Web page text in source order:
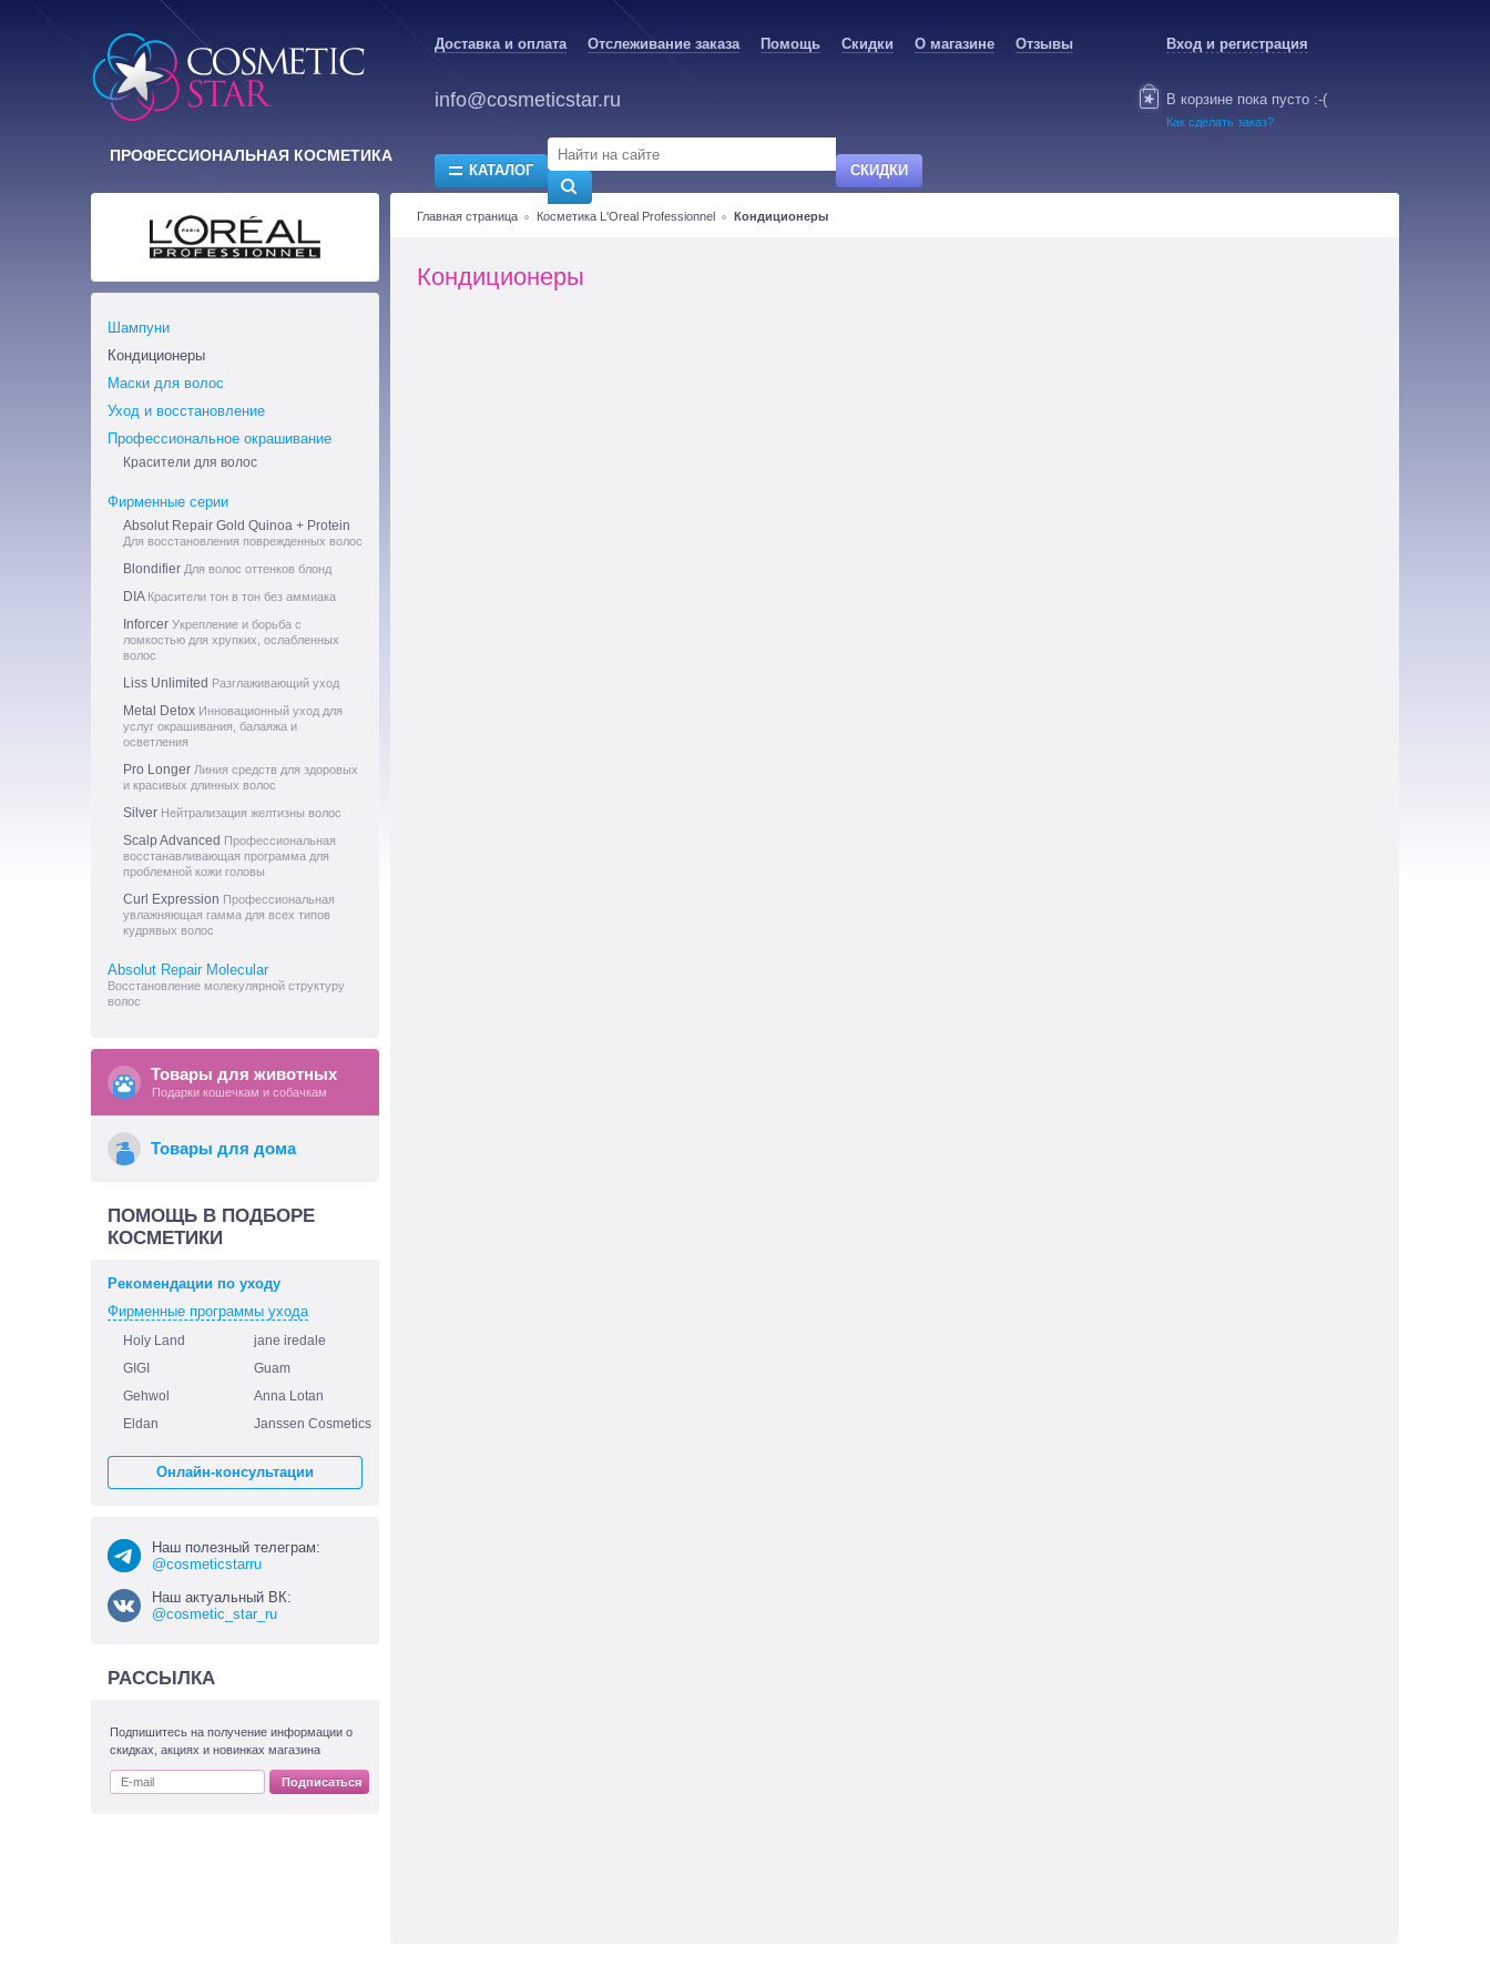
ПРОФЕССИОНАЛЬНАЯ КОСМЕТИКА
Доставка и оплата Отслеживание заказа Помощь Скидки О магазине Отзывы Вход и регистрация
info@cosmeticstar.ru
КАТАЛОГ СКИДКИ
В корзине пока пусто :-(
Как сделать заказ?
Главная страница Косметика L'Oreal Professionnel Кондиционеры
Кондиционеры
Шампуни
Кондиционеры
Маски для волос
Уход и восстановление
Профессиональное окрашивание
Красители для волос
Фирменные серии
Absolut Repair Gold Quinoa + Protein
Для восстановления поврежденных волос
Blondifier Для волос оттенков блонд
DIA Красители тон в тон без аммиака
Inforcer Укрепление и борьба с
ломкостью для хрупких, ослабленных
волос
Liss Unlimited Разглаживающий уход
Metal Detox Инновационный уход для
услуг окрашивания, балаяжа и
осветления
Pro Longer Линия средств для здоровых
и красивых длинных волос
Silver Нейтрализация желтизны волос
Scalp Advanced Профессиональная
восстанавливающая программа для
проблемной кожи головы
Curl Expression Профессиональная
увлажняющая гамма для всех типов
кудрявых волос
Absolut Repair Molecular
Восстановление молекулярной структуру
волос
Товары для животных
Подарки кошечкам и собачкам
Товары для дома
ПОМОЩЬ В ПОДБОРЕ
КОСМЕТИКИ
Рекомендации по уходу
Фирменные программы ухода
Holy Land
jane iredale
GIGI
Guam
Gehwol
Anna Lotan
Eldan
Janssen Cosmetics
Онлайн-консультации
Наш полезный телеграм:
@cosmeticstarru
Наш актуальный ВК:
@cosmetic_star_ru
РАССЫЛКА
Подпишитесь на получение информации о
скидках, акциях и новинках магазина
Подписаться